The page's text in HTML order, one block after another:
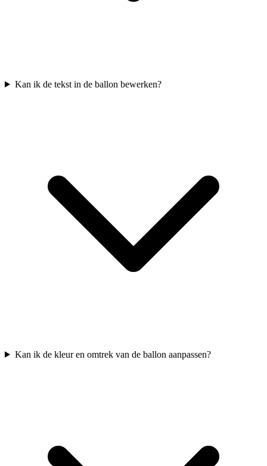
Kan ik de tekst in de ballon bewerken?
Kan ik de kleur en omtrek van de ballon aanpassen?